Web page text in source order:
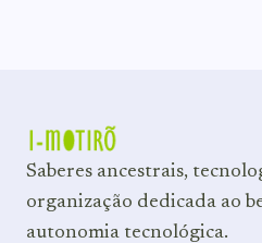
Saberes ancestrais,
organização dedicada ao
autonomia tecnológica.